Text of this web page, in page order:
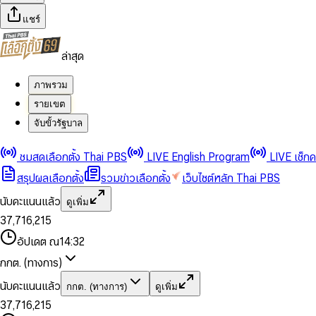
แชร์
ล่าสุด
ภาพรวม
รายเขต
จับขั้วรัฐบาล
ชมสดเลือกตั้ง Thai PBS LIVE English Program
LIVE เช็ก
สรุปผลเลือกตั้ง
รวมข่าวเลือกตั้ง
เว็บไซต์หลัก Thai PBS
นับคะแนนแล้ว
ดูเพิ่ม
0
1
2
3
4
5
6
8
9
2
3
4
5
6
7
8
9
,
0
2
4
6
7
8
9
0
1
2
3
4
5
6
7
8
1
3
5
6
7
8
9
,
1
2
4
5
7
8
9
0
1
3
4
6
7
8
0
2
3
4
5
7
8
อัปเดต ณ14:32
กกต. (ทางการ)
นับคะแนนแล้ว
กกต. (ทางการ) ดูเพิ่ม
0
1
2
3
0
1
2
4
5
6
7,
0
1
2
4
6
7
0
1
0
1
3
5
6,
1
2
0
1
0
2
3
4
5